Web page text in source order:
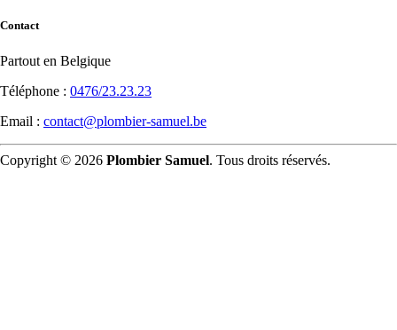
Contact
Partout en Belgique
Téléphone : 0476/23.23.23
Email : contact@plombier-samuel.be
Copyright © 2026 Plombier Samuel. Tous droits réservés.